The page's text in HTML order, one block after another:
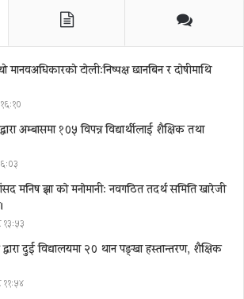
टोली:निष्पक्ष छानबिन र दोषीमाथि
अम्बासमा १०५ विपन्न विद्यार्थीलाई शैक्षिक तथा
मनिष झा को मनोमानी: नवगठित तदर्थ समिति खारेजी
१३:५३
दुई विद्यालयमा २० थान पङ्खा हस्तान्तरण, शैक्षिक
११:५४